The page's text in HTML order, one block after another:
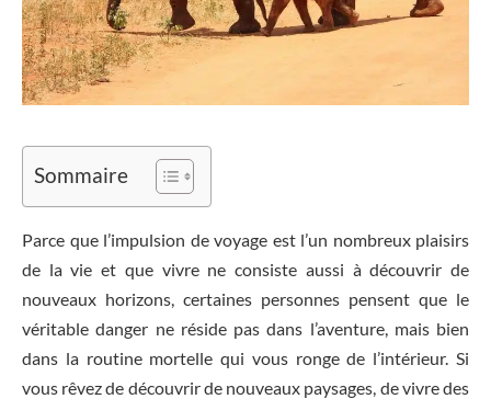
Sommaire
Parce que l’impulsion de voyage est l’un nombreux plaisirs
de la vie et que vivre ne consiste aussi à découvrir de
nouveaux horizons, certaines personnes pensent que le
véritable danger ne réside pas dans l’aventure, mais bien
dans la routine mortelle qui vous ronge de l’intérieur. Si
vous rêvez de découvrir de nouveaux paysages, de vivre des